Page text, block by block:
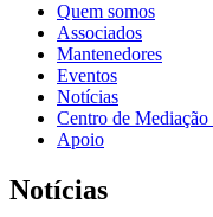
Quem somos
Associados
Mantenedores
Eventos
Notícias
Centro de
Apoio
Notícias